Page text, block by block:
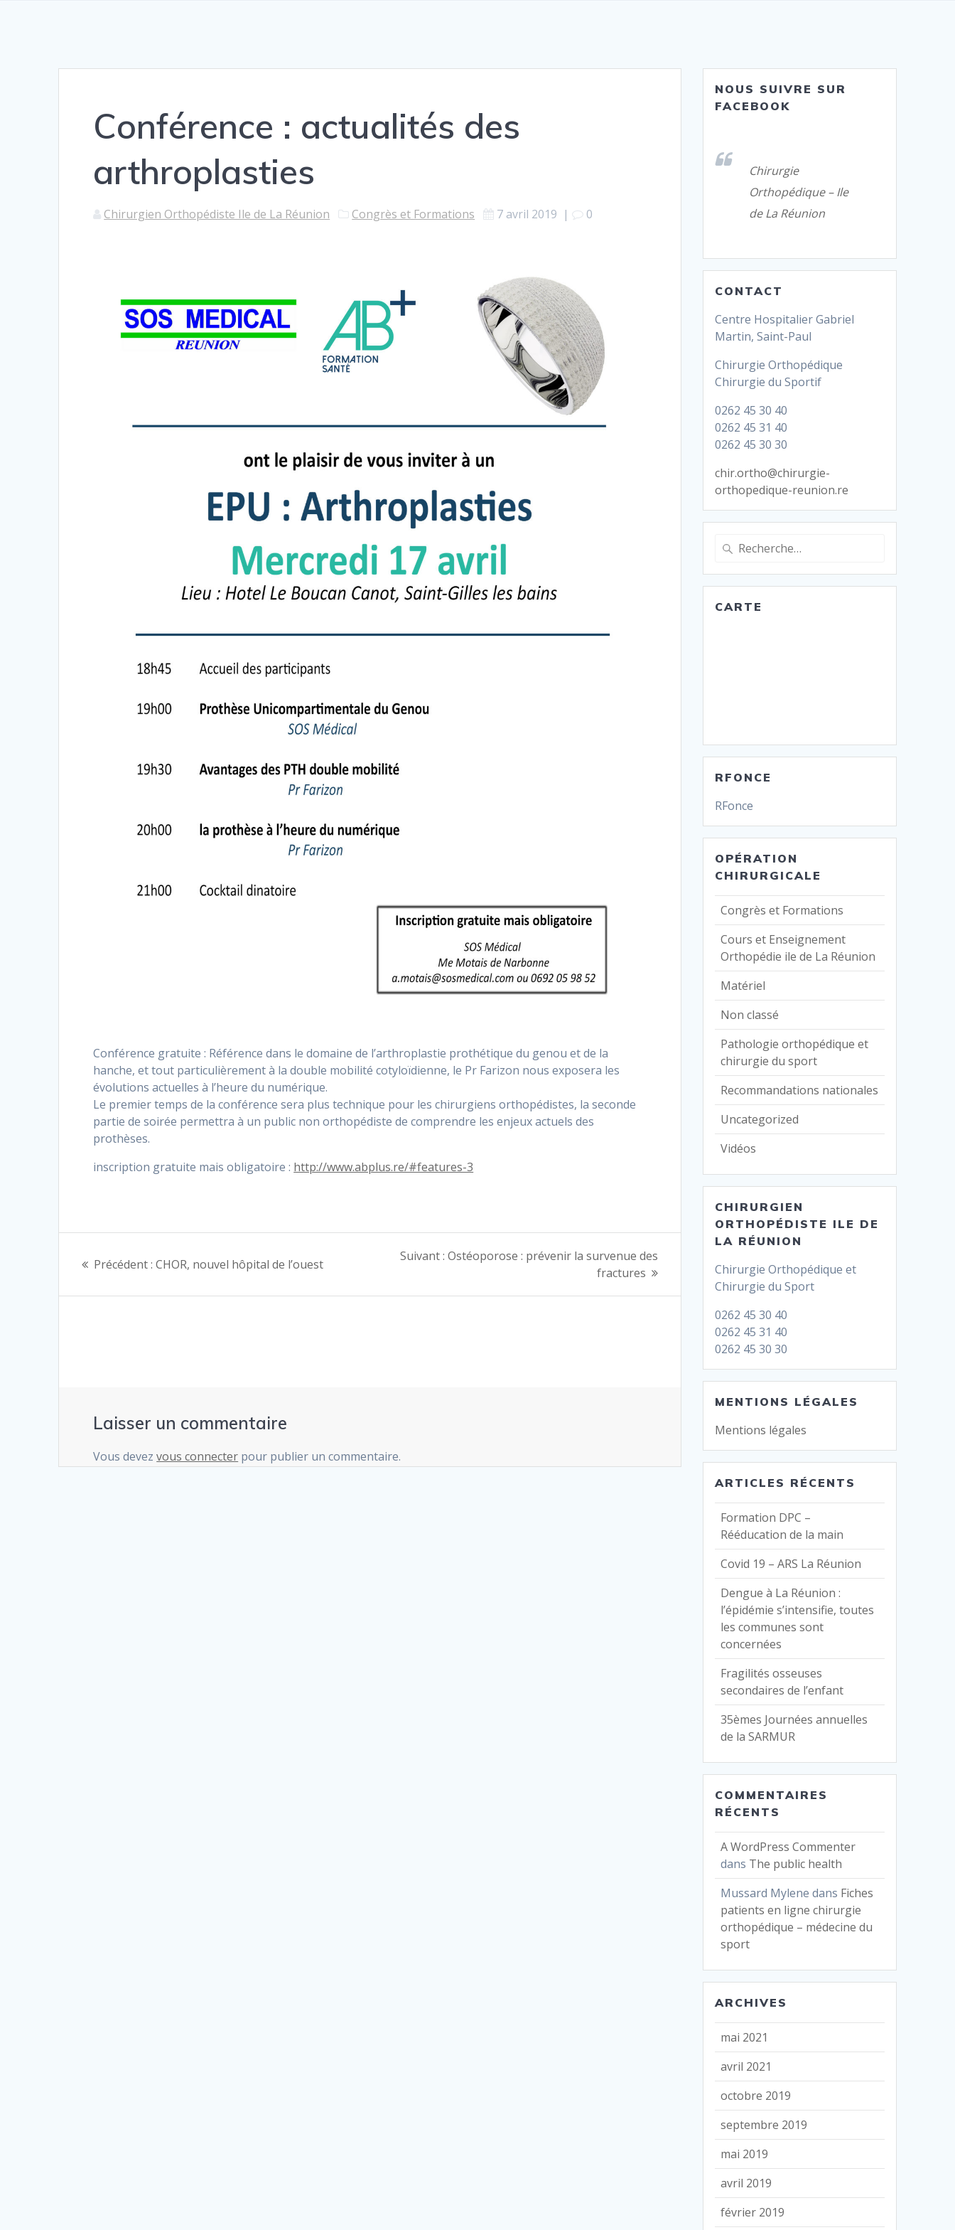
Conférence : actualités des
arthroplasties
Chirurgien Orthopédiste Ile de La Réunion Congrès et Formations 7 avril 2019 | 0
Conférence gratuite : Référence dans le domaine de l’arthroplastie prothétique du genou et de la
hanche, et tout particulièrement à la double mobilité cotyloïdienne, le Pr Farizon nous exposera les
évolutions actuelles à l’heure du numérique.
Le premier temps de la conférence sera plus technique pour les chirurgiens orthopédistes, la seconde
partie de soirée permettra à un public non orthopédiste de comprendre les enjeux actuels des
prothèses.
inscription gratuite mais obligatoire : http://www.abplus.re/#features-3
Précédent : Article
:
CHOR, nouvel hôpital de l’ouest
Suivant : Article
Ostéoporose : prévenir la survenue des
fractures
Laisser un commentaire
Vous devezvous connecter pour publier un commentaire.
NOUS SUIVRE SUR
FACEBOOK
Chirurgie
Orthopédique – Ile
de La Réunion
CONTACT
Centre Hospitalier Gabriel
Martin, Saint-Paul
Chirurgie Orthopédique
Chirurgie du Sportif
0262 45 30 40
0262 45 31 40
0262 45 30 30
chir.ortho@chirurgie-
orthopedique-reunion.re
Recherche
:
CARTE
RFONCE
RFonce
OPÉRATION
CHIRURGICALE
Congrès et Formations
Cours et Enseignement
Orthopédie ile de La Réunion
Matériel
Non classé
Pathologie orthopédique et
chirurgie du sport
Recommandations nationales
Uncategorized
Vidéos
CHIRURGIEN
ORTHOPÉDISTE ILE DE
LA RÉUNION
Chirurgie Orthopédique et
Chirurgie du Sport
0262 45 30 40
0262 45 31 40
0262 45 30 30
MENTIONS LÉGALES
Mentions légales
ARTICLES RÉCENTS
Formation DPC –
Rééducation de la main
Covid 19 – ARS La Réunion
Dengue à La Réunion :
l’épidémie s’intensifie, toutes
les communes sont
concernées
Fragilités osseuses
secondaires de l’enfant
35èmes Journées annuelles
de la SARMUR
COMMENTAIRES
RÉCENTS
A WordPress Commenter
dans The public health
Mussard Mylene dans Fiches
patients en ligne chirurgie
orthopédique – médecine du
sport
ARCHIVES
mai 2021
avril 2021
octobre 2019
septembre 2019
mai 2019
avril 2019
février 2019